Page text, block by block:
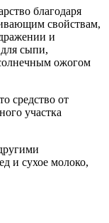
благодаря
свойствам,
и
сыпи,
ожогом
средство от
участка
и сухое молоко,